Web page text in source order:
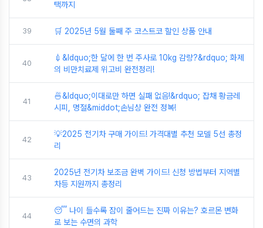
택까지
39 🛒 2025년 5월 둘째 주 코스트코 할인 상품 안내
40
💉&ldquo;한 달에 한 번 주사로 10kg 감량?&rdquo; 화제
의 비만치료제 위고비 완전정리!
41
🍜&ldquo;이대로만 하면 실패 없음!&rdquo; 잡채 황금레
시피, 명절&middot;손님상 완전 정복!
42
💡2025 전기차 구매 가이드! 가격대별 추천 모델 5선 총정
리
43
2025년 전기차 보조금 완벽 가이드! 신청 방법부터 지역별
차등 지원까지 총정리
44
😴 나이 들수록 잠이 줄어드는 진짜 이유는? 호르몬 변화
로 보는 수면의 과학